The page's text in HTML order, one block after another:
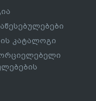
კატალოგი